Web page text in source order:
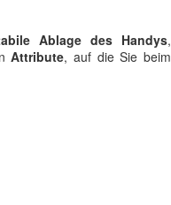
Ablage des Handys,
Attribute, auf die Sie beim